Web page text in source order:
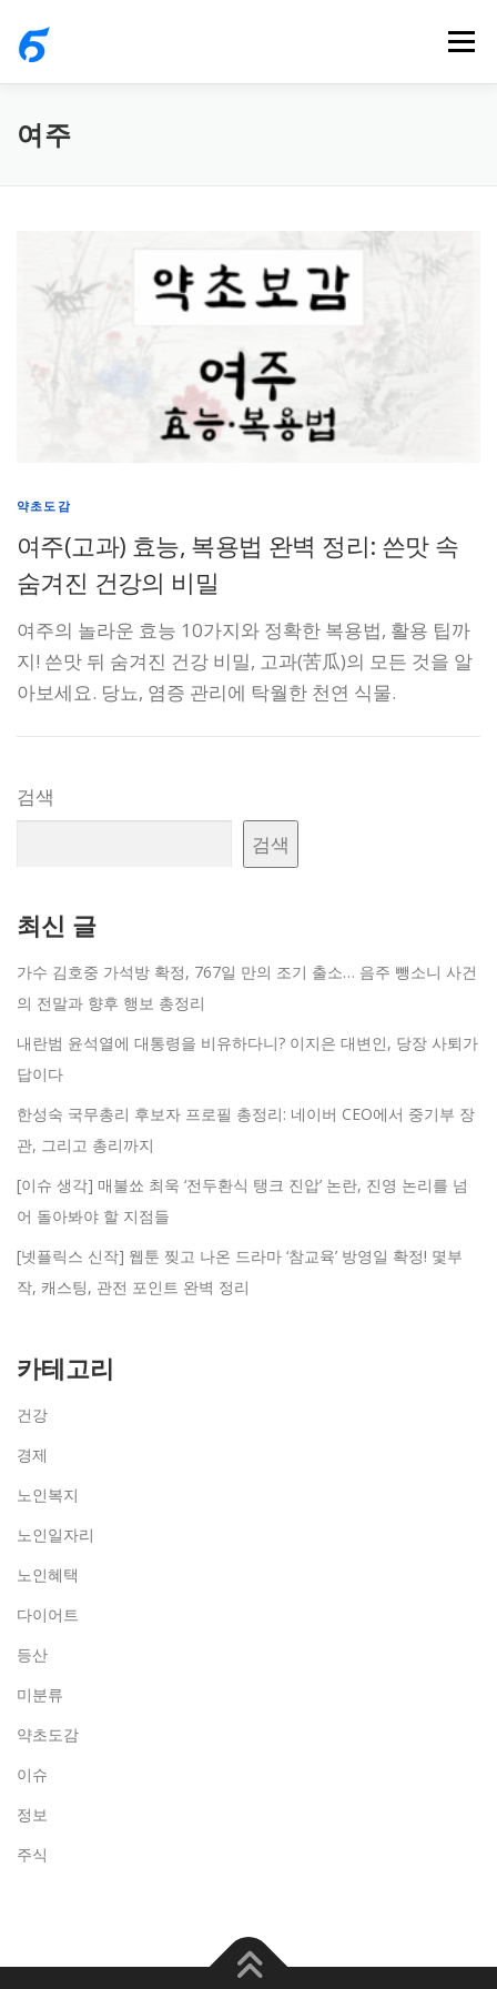
메뉴
여주
약초도감
여주(고과) 효능, 복용법 완벽 정리: 쓴맛 속
숨겨진 건강의 비밀
여주의 놀라운 효능 10가지와 정확한 복용법, 활용 팁까
지! 쓴맛 뒤 숨겨진 건강 비밀, 고과(苦瓜)의 모든 것을 알
아보세요. 당뇨, 염증 관리에 탁월한 천연 식물.
검색
검색
최신 글
가수 김호중 가석방 확정, 767일 만의 조기 출소… 음주 뺑소니 사건
의 전말과 향후 행보 총정리
내란범 윤석열에 대통령을 비유하다니? 이지은 대변인, 당장 사퇴가
답이다
한성숙 국무총리 후보자 프로필 총정리: 네이버 CEO에서 중기부 장
관, 그리고 총리까지
[이슈 생각] 매불쑈 최욱 ‘전두환식 탱크 진압’ 논란, 진영 논리를 넘
어 돌아봐야 할 지점들
[넷플릭스 신작] 웹툰 찢고 나온 드라마 ‘참교육’ 방영일 확정! 몇부
작, 캐스팅, 관전 포인트 완벽 정리
카테고리
건강
경제
노인복지
노인일자리
노인혜택
다이어트
등산
미분류
약초도감
이슈
정보
주식